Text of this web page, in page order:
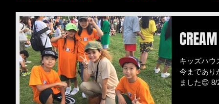
キッズハウ
今まであり
ました😊